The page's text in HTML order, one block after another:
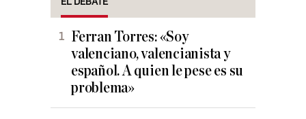
Ferran Torres: «Soy
valenciano, valencianista y
español. A quien le pese es su
problema»